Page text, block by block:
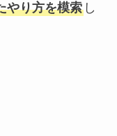
やり方を模索し